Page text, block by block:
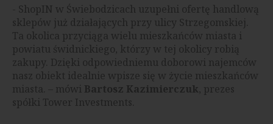
- ShopIN w Świebodzicach uzupełni ofertę handlową
sklepów już działających przy ulicy Strzegomskiej.
Ta okolica przyciąga wielu mieszkańców miasta i
powiatu świdnickiego, którzy w tej okolicy robią
zakupy. Dzięki odpowiedniemu doborowi najemców
nasz obiekt idealnie wpisze się w życie mieszkańców
miasta. – mówi Bartosz Kazimierczuk, prezes
spółki Tower Investments.